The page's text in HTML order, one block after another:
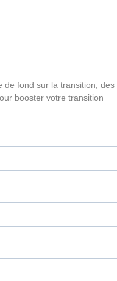
de fond sur la transition, des
booster votre transition